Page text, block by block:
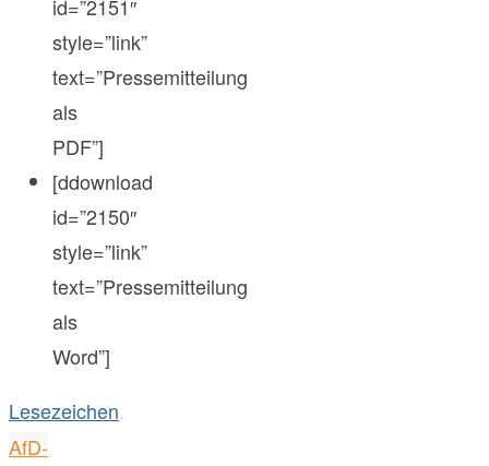
id=”2151″
style=”link”
text=”Pressemitteilung
als
PDF”]
[ddownload
id=”2150″
style=”link”
text=”Pressemitteilung
als
Word”]
Lesezeichen.
AfD-